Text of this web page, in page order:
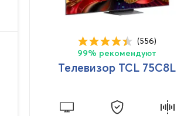
(556)
99% рекомендуют
Телевизор TCL 75C8L